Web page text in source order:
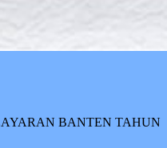
BANTEN TAHUN